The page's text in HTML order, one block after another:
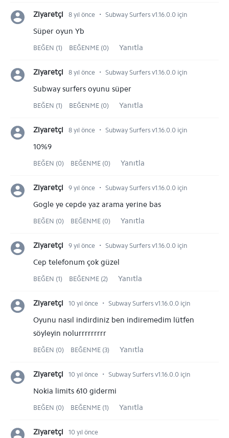
Ziyaretçi 8 yıl önce ⋅ Subway Surfers v1.16.0.0 için
Süper oyun Yb
BEĞEN (1) BEĞENME (0) Yanıtla
Ziyaretçi 8 yıl önce ⋅ Subway Surfers v1.16.0.0 için
Subway surfers oyunu süper
BEĞEN (1) BEĞENME (0) Yanıtla
Ziyaretçi 8 yıl önce ⋅ Subway Surfers v1.16.0.0 için
10%9
BEĞEN (0) BEĞENME (0) Yanıtla
Ziyaretçi 9 yıl önce ⋅ Subway Surfers v1.16.0.0 için
Gogle ye cepde yaz arama yerine bas
BEĞEN (0) BEĞENME (0) Yanıtla
Ziyaretçi 9 yıl önce ⋅ Subway Surfers v1.16.0.0 için
Cep telefonum çok güzel
BEĞEN (1) BEĞENME (2) Yanıtla
Ziyaretçi 10 yıl önce ⋅ Subway Surfers v1.16.0.0 için
Oyunu nasıl indirdiniz ben indiremedim lütfen
söyleyin nolurrrrrrrrr
BEĞEN (0) BEĞENME (3) Yanıtla
Ziyaretçi 10 yıl önce ⋅ Subway Surfers v1.16.0.0 için
Nokia limits 610 gidermi
BEĞEN (0) BEĞENME (1) Yanıtla
Ziyaretçi 10 yıl önce